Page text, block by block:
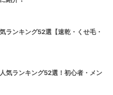
ランキング52選【速乾・くせ毛・
気ランキング52選！初心者・メン